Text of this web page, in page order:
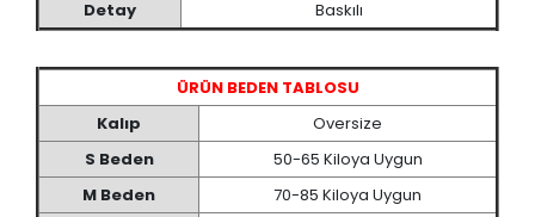
Detay Baskılı
ÜRÜN BEDEN TABLOSU
Kalıp
Oversize
S Beden
50-65 Kiloya Uygun
M Beden
70-85 Kiloya Uygun